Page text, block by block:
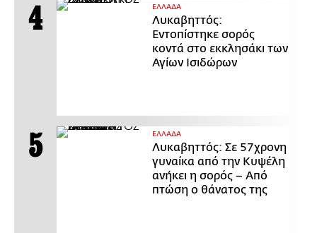
ΕΛΛΑΔΑ
Λυκαβηττός:
Εντοπίστηκε σορός
κοντά στο εκκλησάκι των
Αγίων Ισιδώρων
ΕΛΛΑΔΑ
Λυκαβηττός: Σε 57χρονη
γυναίκα από την Κυψέλη
ανήκει η σορός – Από
πτώση ο θάνατος της